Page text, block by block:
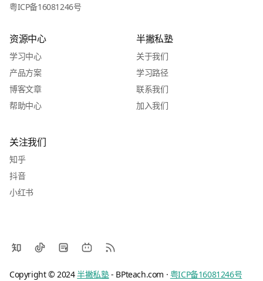
粤ICP备16081246号
资源中心
学习中心
产品方案
博客文章
帮助中心
半撇私塾
关于我们
学习路径
联系我们
加入我们
关注我们
知乎
抖音
小红书
Copyright © 2024半撇私塾- BPteach.com · 粤ICP备16081246号